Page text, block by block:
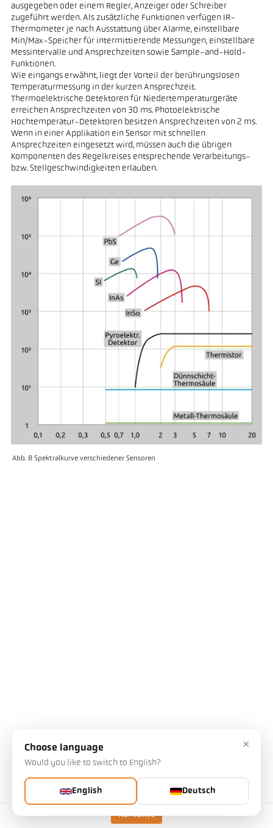
Kontakte
ausgegeben oder einem Regler, Anzeiger oder Schreiber
zugeführt werden. Als zusätzliche Funktionen verfügen IR-
Thermometer je nach Ausstattung über Alarme, einstellbare
Min/Max-Speicher für intermittierende Messungen, einstellbare
Messintervalle und Ansprechzeiten sowie Sample-and-Hold-
Funktionen.
Wie eingangs erwähnt, liegt der Vorteil der berührungslosen
Temperaturmessung in der kurzen Ansprechzeit.
Thermoelektrische Detektoren für Niedertemperaturgeräte
erreichen Ansprechzeiten von 30 ms. Photoelektrische
Hochtemperatur-Detektoren besitzen Ansprechzeiten von 2 ms.
Wenn in einer Applikation ein Sensor mit schnellen
Ansprechzeiten eingesetzt wird, müssen auch die übrigen
Komponenten des Regelkreises entsprechende Verarbeitungs-
bzw. Stellgeschwindigkeiten erlauben.
Abb. 8 Spektralkurve verschiedener Sensoren
×
Choose language
Would you like to switch to English?
English Deutsch